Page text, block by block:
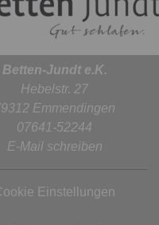
Betten-Jundt e.K.
Hebelstr. 27
Emmendingen
07641-52244
E-Mail schreiben
Einstellungen